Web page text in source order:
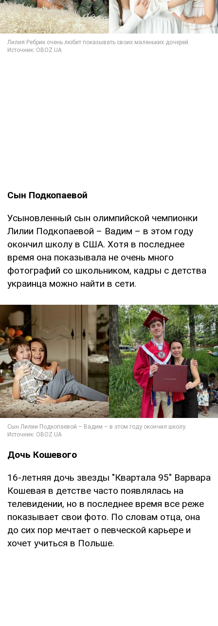
Сын Подкопаевой
Усыновленный сын олимпийской чемпионки
Лилии Подкопаевой – Вадим – в этом году
окончил школу в США. Хотя в последнее
время она показывала не очень много
фотографий со школьником, кадры с детства
украинца можно найти в сети.
Дочь Кошевого
16-летняя дочь звезды "Квартала 95" Варвара
Кошевая в детстве часто появлялась на
телевидении, но в последнее время все реже
показывает свои фото. По словам отца, она
до сих пор мечтает о певческой карьере и
хочет учиться в Польше.